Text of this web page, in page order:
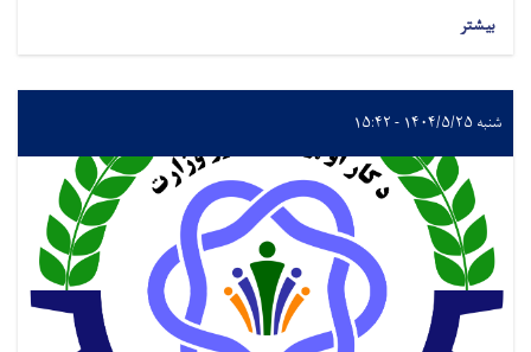
بیشتر
شنبه ۱۴۰۴/۵/۲۵ - ۱۵:۴۲